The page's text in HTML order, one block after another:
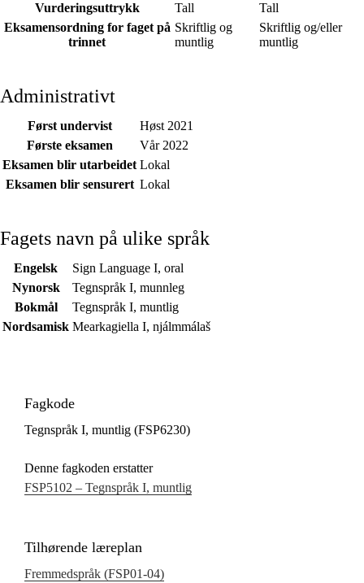
Vurderingsuttrykk
Tall
Tall
Eksamensordning for faget på
trinnet
Skriftlig og
muntlig
Skriftlig og/eller
muntlig
Administrativt
Først undervist
Høst 2021
Første eksamen
Vår 2022
Eksamen blir utarbeidet Lokal
Eksamen blir sensurert Lokal
Fagets navn på ulike språk
Engelsk
Sign Language I, oral
Nynorsk
Tegnspråk I, munnleg
Bokmål
Tegnspråk I, muntlig
Nordsamisk Mearkagiella I, njálmmálaš
Fagkode
Tegnspråk I, muntlig (FSP6230)
Denne fagkoden erstatter
FSP5102 – Tegnspråk I, muntlig
Tilhørende læreplan
Fremmedspråk (FSP01‑04)